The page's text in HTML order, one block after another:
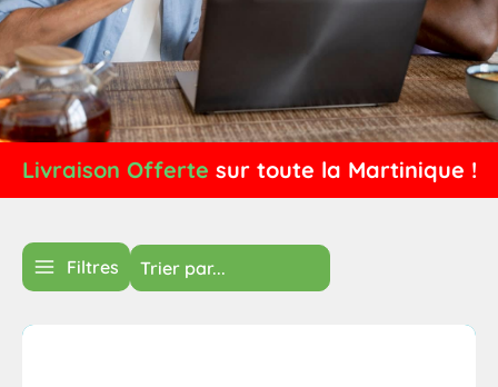
Livraison Offerte sur toute la Martinique !
Filtres